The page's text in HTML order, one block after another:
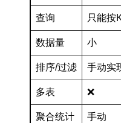
查询 只能按
数据量 小
排序/过滤 手动实
多表 ❌
聚合统计 手动